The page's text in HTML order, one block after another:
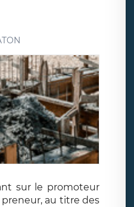
sur le promoteur
au titre des